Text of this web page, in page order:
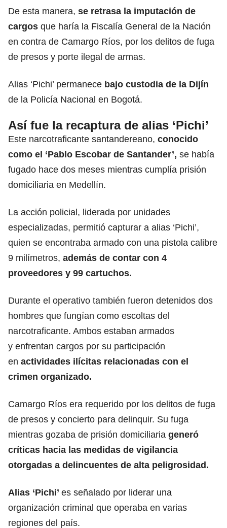
De esta manera, se retrasa la imputación de
cargos que haría la Fiscalía General de la Nación
en contra de Camargo Ríos, por los delitos de fuga
de presos y porte ilegal de armas.
Alias ‘Pichi’ permanece bajo custodia de la Dijín
de la Policía Nacional en Bogotá.
Así fue la recaptura de alias ‘Pichi’
Este narcotraficante santandereano, conocido
como el ‘Pablo Escobar de Santander’, se había
fugado hace dos meses mientras cumplía prisión
domiciliaria en Medellín.
La acción policial, liderada por unidades
especializadas, permitió capturar a alias ‘Pichi’,
quien se encontraba armado con una pistola calibre
9 milímetros, además de contar con 4
proveedores y 99 cartuchos.
Durante el operativo también fueron detenidos dos
hombres que fungían como escoltas del
narcotraficante. Ambos estaban armados
y enfrentan cargos por su participación
en actividades ilícitas relacionadas con el
crimen organizado.
Camargo Ríos era requerido por los delitos de fuga
de presos y concierto para delinquir. Su fuga
mientras gozaba de prisión domiciliaria generó
críticas hacia las medidas de vigilancia
otorgadas a delincuentes de alta peligrosidad.
Alias ‘Pichi’ es señalado por liderar una
organización criminal que operaba en varias
regiones del país.